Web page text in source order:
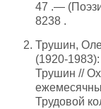
47 .—
8238 .
Трушин,
(1920-
Трушин //
Трудовой